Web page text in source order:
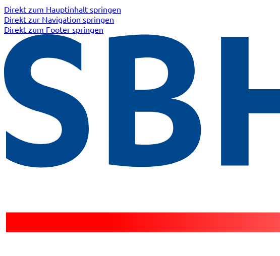
Direkt zum Hauptinhalt springen
Direkt zur Navigation springen
Direkt zum Footer springen